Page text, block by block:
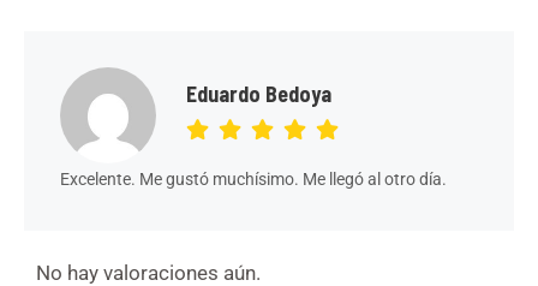
Eduardo Bedoya
Excelente. Me gustó muchísimo. Me llegó al otro día.
No hay valoraciones aún.